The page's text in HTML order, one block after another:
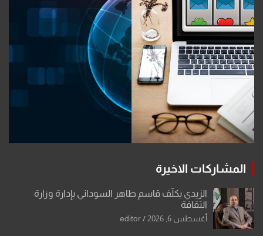
المشاركات الاخيرة
الزيدي يكلّف قاسم طاهر السوداني بإدارة وزارة
الثقافة
أغسطس 6, 2026 editor